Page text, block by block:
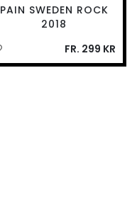
PAIN SWEDEN ROCK
2018
FR. 299 KR